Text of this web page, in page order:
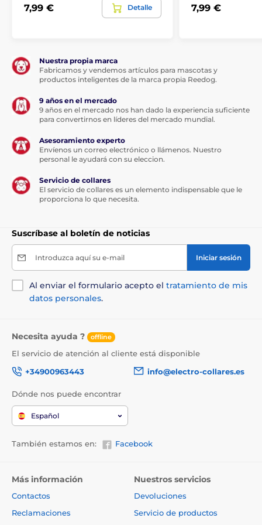
Methylisothiazolinone, Argania Spinosa Oil, Sodium
El producto aparece en las categorías
Crianza Cosméticos y tratamientos
Champús para perros Menforsan
7,99 € Detalle 7,99 €
Nuestra propia marca
Fabricamos y vendemos artículos para mascotas y
productos inteligentes de la marca propia Reedog.
9 años en el mercado
9 años en el mercado nos han dado la experiencia suficiente
para convertirnos en líderes del mercado mundial.
Asesoramiento experto
Envíenos un correo electrónico o llámenos. Nuestro
personal le ayudará con su eleccion.
Servicio de collares
El servicio de collares es un elemento indispensable que le
proporciona lo que necesita.
Suscríbase al boletín de noticias
Introduzca aquí su e-mail Iniciar sesión
Al enviar el formulario acepto el tratamiento de mis
datos personales.
Necesita ayuda ? offline
El servicio de atención al cliente está disponible
+34900963443
info@electro-collares.es
Dónde nos puede encontrar
Español
También estamos en: Facebook
Más información
Contactos
Reclamaciones
Nuestros servicios
Devoluciones
Servicio de productos